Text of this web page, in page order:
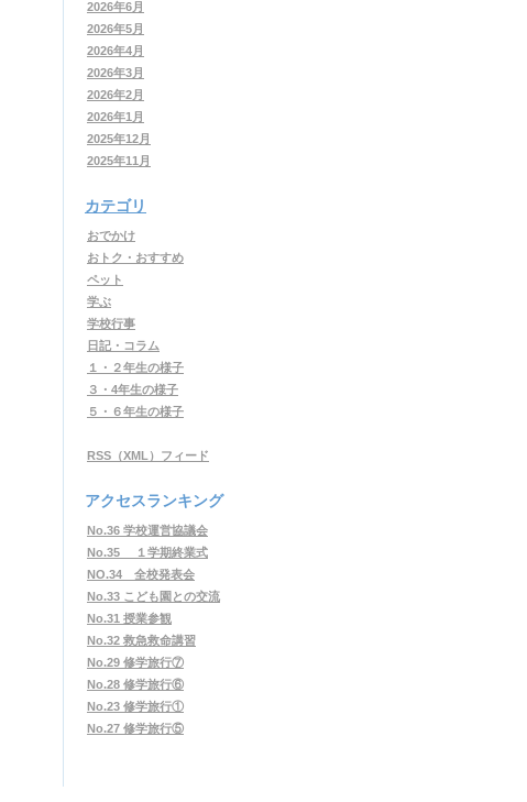
2026年6月
2026年5月
2026年4月
2026年3月
2026年2月
2026年1月
2025年12月
2025年11月
カテゴリ
おでかけ
おトク・おすすめ
ペット
学ぶ
学校行事
日記・コラム
１・２年生の様子
３・4年生の様子
５・６年生の様子
RSS（XML）フィード
アクセスランキング
No.36 学校運営協議会
No.35 １学期終業式
NO.34 全校発表会
No.33 こども園との交流
No.31 授業参観
No.32 救急救命講習
No.29 修学旅行⑦
No.28 修学旅行⑥
No.23 修学旅行①
No.27 修学旅行⑤